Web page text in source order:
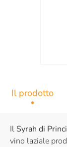
Il prodotto
Il Syrah di
vino laziale